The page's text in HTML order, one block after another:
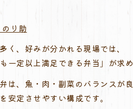
り助
く、好みが分かれる現場では、
一定以上満足できる弁当」が求め
は、魚・肉・副菜のバランスが良
安定させやすい構成です。